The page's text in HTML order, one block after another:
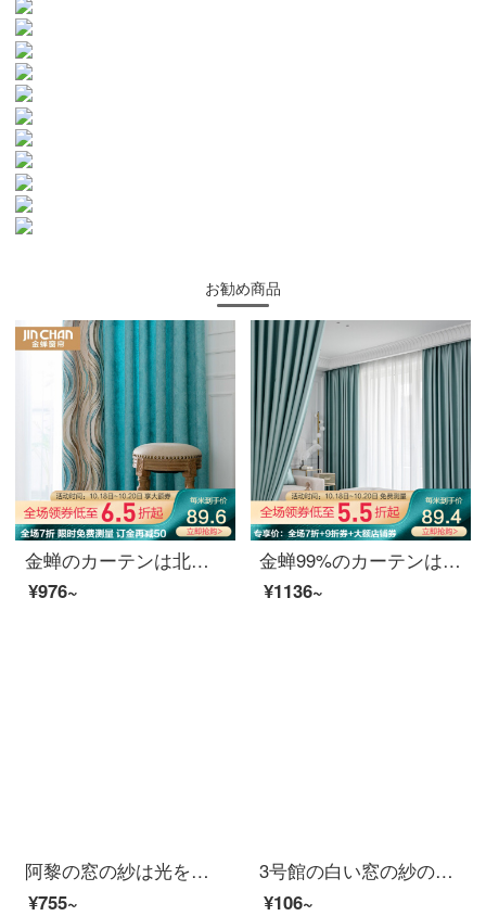
お勧め商品
金蝉のカーテンは北欧の質感をさえぎらせて、寝室の客間のカーテンをカスタマイズして、雲が立ち昇るようになります。布（211-13+1912-湖藍）1メートルの材料価格（フック無料加工）は何メートルの撮影が必要ですか？
¥976~
金蝉99%のカーテンは北欧の光豪華な光面を遮光しています。高精細に注文しています。寝室のカーテンにロイヤル黒い絹織物（色備考）を配置します。1メートルの材料価格（フック/穴あけ無料加工）は何メートルの撮影が必要ですか？
¥1136~
阿黎の窓の紗は光を通さないで人の北欧の紗のカーテンを通して光を通さないで人の白い紗のベランダの客間の翻り窓の寝室のカーテンの紗の幅の2メートルの高さの2.6メートルの掛け金の単片の詰め物を通します
¥755~
3号館の白い窓の紗の布地の半透光の白い紗の客間の寝室のベランダの紫外線を防ぐ薄いカーテンの仕切りの紗のカーテンの布地の5〓〓清新な田園の半米の価格
¥106~